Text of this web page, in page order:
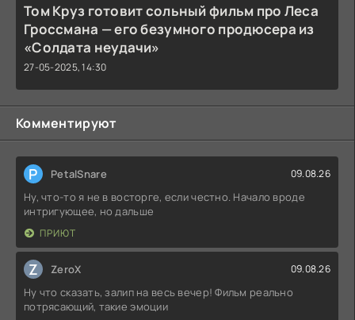
Том Круз готовит сольный фильм про Леса
Гроссмана — его безумного продюсера из
«Солдата неудачи»
27-05-2025, 14:30
Комментируют
P PetalSnare 09.08.26
Ну, что-то я не в восторге, если честно. Начало вроде
интригующее, но дальше
ПРИЮТ
Z ZeroX 09.08.26
Ну что сказать, залип на весь вечер! Фильм реально
потрясающий, такие эмоции